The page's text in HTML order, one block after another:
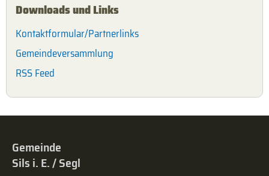
Downloads und Links
Kontaktformular/Partnerlinks
Gemeindeversammlung
RSS Feed
Gemeinde
Sils i. E. / Segl